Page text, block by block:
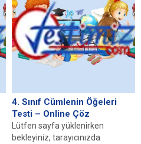
4. Sınıf Cümlenin Öğeleri
Testi – Online Çöz
Lütfen sayfa yüklenirken
bekleyiniz, tarayıcınızda